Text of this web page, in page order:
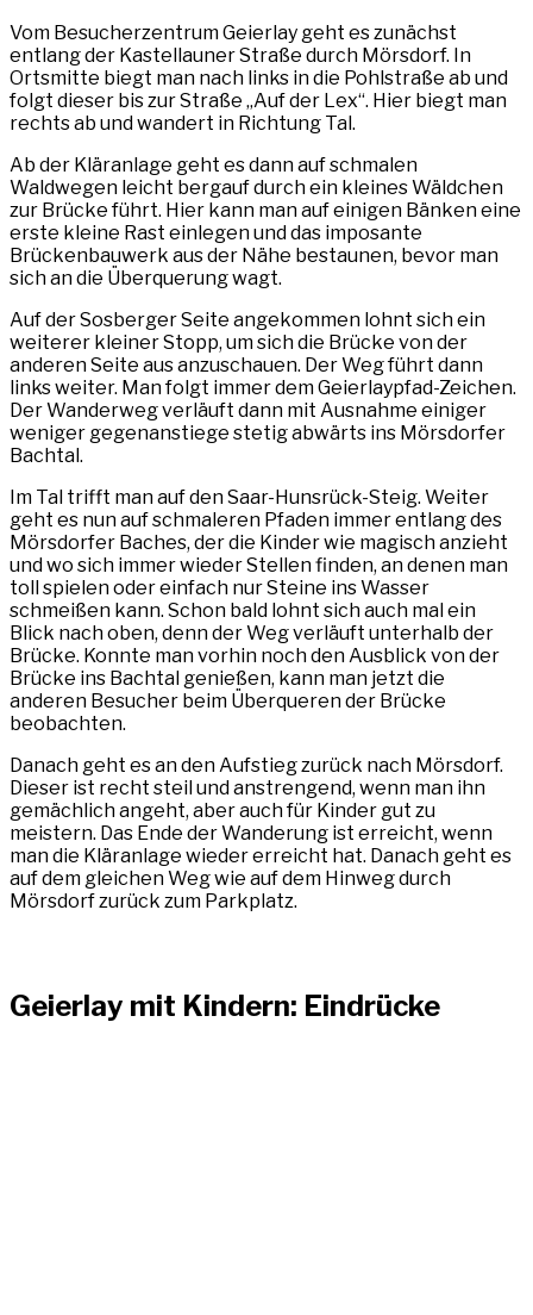
Vom Besucherzentrum Geierlay geht es zunächst
entlang der Kastellauner Straße durch Mörsdorf. In
Ortsmitte biegt man nach links in die Pohlstraße ab und
folgt dieser bis zur Straße „Auf der Lex“. Hier biegt man
rechts ab und wandert in Richtung Tal.
Ab der Kläranlage geht es dann auf schmalen
Waldwegen leicht bergauf durch ein kleines Wäldchen
zur Brücke führt. Hier kann man auf einigen Bänken eine
erste kleine Rast einlegen und das imposante
Brückenbauwerk aus der Nähe bestaunen, bevor man
sich an die Überquerung wagt.
Auf der Sosberger Seite angekommen lohnt sich ein
weiterer kleiner Stopp, um sich die Brücke von der
anderen Seite aus anzuschauen. Der Weg führt dann
links weiter. Man folgt immer dem Geierlaypfad-Zeichen.
Der Wanderweg verläuft dann mit Ausnahme einiger
weniger gegenanstiege stetig abwärts ins Mörsdorfer
Bachtal.
Im Tal trifft man auf den Saar-Hunsrück-Steig. Weiter
geht es nun auf schmaleren Pfaden immer entlang des
Mörsdorfer Baches, der die Kinder wie magisch anzieht
und wo sich immer wieder Stellen finden, an denen man
toll spielen oder einfach nur Steine ins Wasser
schmeißen kann. Schon bald lohnt sich auch mal ein
Blick nach oben, denn der Weg verläuft unterhalb der
Brücke. Konnte man vorhin noch den Ausblick von der
Brücke ins Bachtal genießen, kann man jetzt die
anderen Besucher beim Überqueren der Brücke
beobachten.
Danach geht es an den Aufstieg zurück nach Mörsdorf.
Dieser ist recht steil und anstrengend, wenn man ihn
gemächlich angeht, aber auch für Kinder gut zu
meistern. Das Ende der Wanderung ist erreicht, wenn
man die Kläranlage wieder erreicht hat. Danach geht es
auf dem gleichen Weg wie auf dem Hinweg durch
Mörsdorf zurück zum Parkplatz.
Geierlay mit Kindern: Eindrücke